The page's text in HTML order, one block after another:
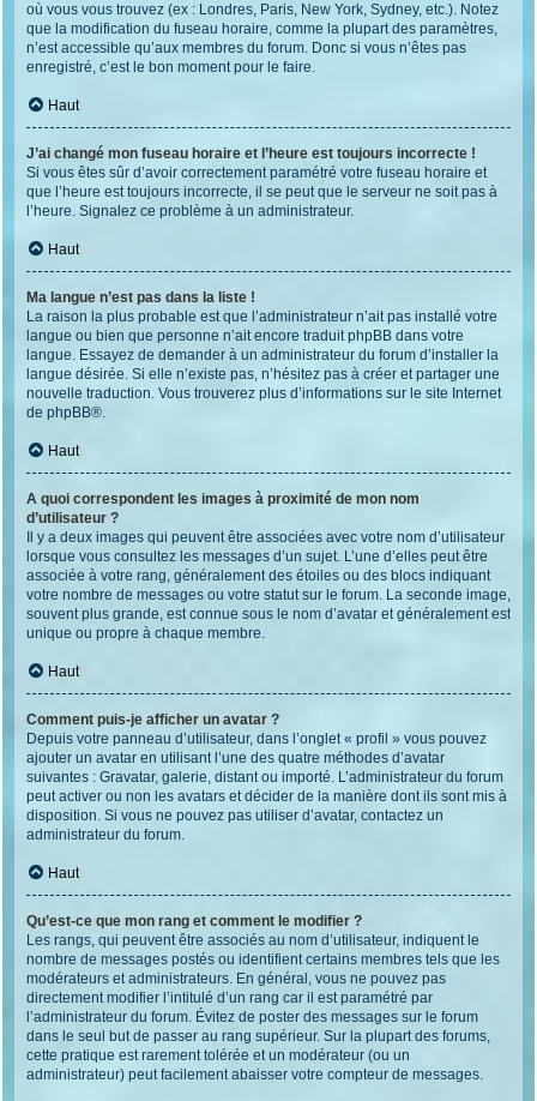
où vous vous trouvez (ex : Londres, Paris, New York, Sydney, etc.). Notez
que la modification du fuseau horaire, comme la plupart des paramètres,
n’est accessible qu’aux membres du forum. Donc si vous n’êtes pas
enregistré, c’est le bon moment pour le faire.
Haut
J’ai changé mon fuseau horaire et l’heure est toujours incorrecte !
Si vous êtes sûr d’avoir correctement paramétré votre fuseau horaire et
que l’heure est toujours incorrecte, il se peut que le serveur ne soit pas à
l’heure. Signalez ce problème à un administrateur.
Haut
Ma langue n’est pas dans la liste !
La raison la plus probable est que l’administrateur n’ait pas installé votre
langue ou bien que personne n’ait encore traduit phpBB dans votre
langue. Essayez de demander à un administrateur du forum d’installer la
langue désirée. Si elle n’existe pas, n’hésitez pas à créer et partager une
nouvelle traduction. Vous trouverez plus d’informations sur le site Internet
de phpBB®.
Haut
A quoi correspondent les images à proximité de mon nom
d’utilisateur ?
Il y a deux images qui peuvent être associées avec votre nom d’utilisateur
lorsque vous consultez les messages d’un sujet. L’une d’elles peut être
associée à votre rang, généralement des étoiles ou des blocs indiquant
votre nombre de messages ou votre statut sur le forum. La seconde image,
souvent plus grande, est connue sous le nom d’avatar et généralement est
unique ou propre à chaque membre.
Haut
Comment puis-je afficher un avatar ?
Depuis votre panneau d’utilisateur, dans l’onglet « profil » vous pouvez
ajouter un avatar en utilisant l’une des quatre méthodes d’avatar
suivantes : Gravatar, galerie, distant ou importé. L’administrateur du forum
peut activer ou non les avatars et décider de la manière dont ils sont mis à
disposition. Si vous ne pouvez pas utiliser d’avatar, contactez un
administrateur du forum.
Haut
Qu’est-ce que mon rang et comment le modifier ?
Les rangs, qui peuvent être associés au nom d’utilisateur, indiquent le
nombre de messages postés ou identifient certains membres tels que les
modérateurs et administrateurs. En général, vous ne pouvez pas
directement modifier l’intitulé d’un rang car il est paramétré par
l’administrateur du forum. Évitez de poster des messages sur le forum
dans le seul but de passer au rang supérieur. Sur la plupart des forums,
cette pratique est rarement tolérée et un modérateur (ou un
administrateur) peut facilement abaisser votre compteur de messages.